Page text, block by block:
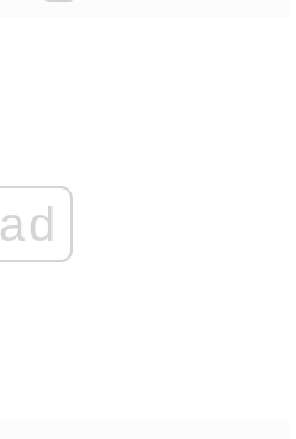
ad